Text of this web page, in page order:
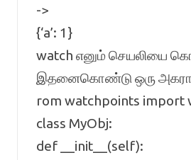
->
{‘a’: 1}
watch எனும் செயலியை
இதனைகொண்டு ஒரு அகராதி
rom watchpoints import
class MyObj:
def __init__(self):